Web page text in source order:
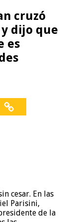
cruzó
dijo que
es
cesar. En las
Parisini,
de la